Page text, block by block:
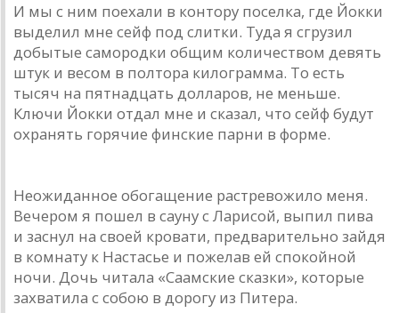
И мы с ним поехали в контору поселка, где Йокки
выделил мне сейф под слитки. Туда я сгрузил
добытые самородки общим количеством девять
штук и весом в полтора килограмма. То есть
тысяч на пятнадцать долларов, не меньше.
Ключи Йокки отдал мне и сказал, что сейф будут
охранять горячие финские парни в форме.
Неожиданное обогащение растревожило меня.
Вечером я пошел в сауну с Ларисой, выпил пива
и заснул на своей кровати, предварительно зайдя
в комнату к Настасье и пожелав ей спокойной
ночи. Дочь читала «Саамские сказки», которые
захватила с собою в дорогу из Питера.